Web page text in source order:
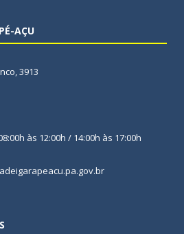
AÇU
3913
às 12:00h / 14:00h às 17:00h